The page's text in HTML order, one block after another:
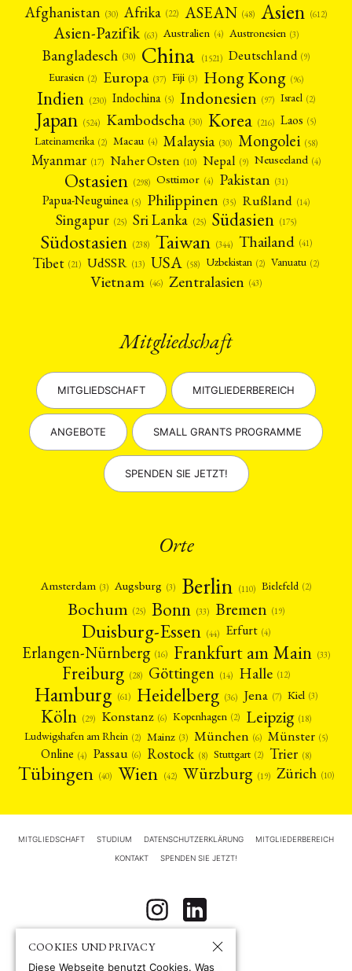
Afghanistan (30) Afrika (22) ASEAN (48) Asien (612)
Asien-Pazifik (63) Australien (4) Austronesien (3)
Bangladesch (30) China (1521) Deutschland (9)
Eurasien (2) Europa (37) Fiji (3) Hong Kong (96)
Indien (230) Indochina (5) Indonesien (97) Israel (2)
Japan (524) Kambodscha (30) Korea (216) Laos (5)
Lateinamerika (2) Macau (4) Malaysia (30) Mongolei (58)
Myanmar (17) Naher Osten (10) Nepal (9) Neuseeland (4)
Ostasien (298) Osttimor (4) Pakistan (31)
Papua-Neuguinea (5) Philippinen (35) Rußland (14)
Singapur (25) Sri Lanka (25) Südasien (175)
Südostasien (238) Taiwan (344) Thailand (41)
Tibet (21) UdSSR (13) USA (58) Uzbekistan (2) Vanuatu (2)
Vietnam (46) Zentralasien (43)
Mitgliedschaft
MITGLIEDSCHAFT MITGLIEDERBEREICH
ANGEBOTE SMALL GRANTS PROGRAMME
SPENDEN SIE JETZT!
Orte
Amsterdam (3) Augsburg (3) Berlin (110) Bielefeld (2)
Bochum (25) Bonn (33) Bremen (19)
Duisburg-Essen (44) Erfurt (4)
Erlangen-Nürnberg (16) Frankfurt am Main (33)
Freiburg (28) Göttingen (14) Halle (12)
Hamburg (61) Heidelberg (36) Jena (7) Kiel (3)
Köln (29) Konstanz (6) Kopenhagen (2) Leipzig (18)
Ludwigshafen am Rhein (2) Mainz (3) München (6) Münster (5)
Online (4) Passau (6) Rostock (8) Stuttgart (2) Trier (8)
Tübingen (40) Wien (42) Würzburg (19) Zürich (10)
MITGLIEDSCHAFT STUDIUM DATENSCHUTZERKLÄRUNG MITGLIEDERBEREICH
KONTAKT SPENDEN SIE JETZT!
COOKIES UND PRIVACY
Diese Webseite benutzt Cookies. Was